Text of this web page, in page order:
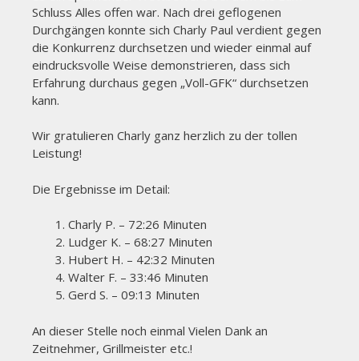
Schluss Alles offen war. Nach drei geflogenen
Durchgängen konnte sich Charly Paul verdient gegen
die Konkurrenz durchsetzen und wieder einmal auf
eindrucksvolle Weise demonstrieren, dass sich
Erfahrung durchaus gegen „Voll-GFK“ durchsetzen
kann.
Wir gratulieren Charly ganz herzlich zu der tollen
Leistung!
Die Ergebnisse im Detail:
Charly P. – 72:26 Minuten
Ludger K. – 68:27 Minuten
Hubert H. – 42:32 Minuten
Walter F. – 33:46 Minuten
Gerd S. – 09:13 Minuten
An dieser Stelle noch einmal Vielen Dank an
Zeitnehmer, Grillmeister etc.!